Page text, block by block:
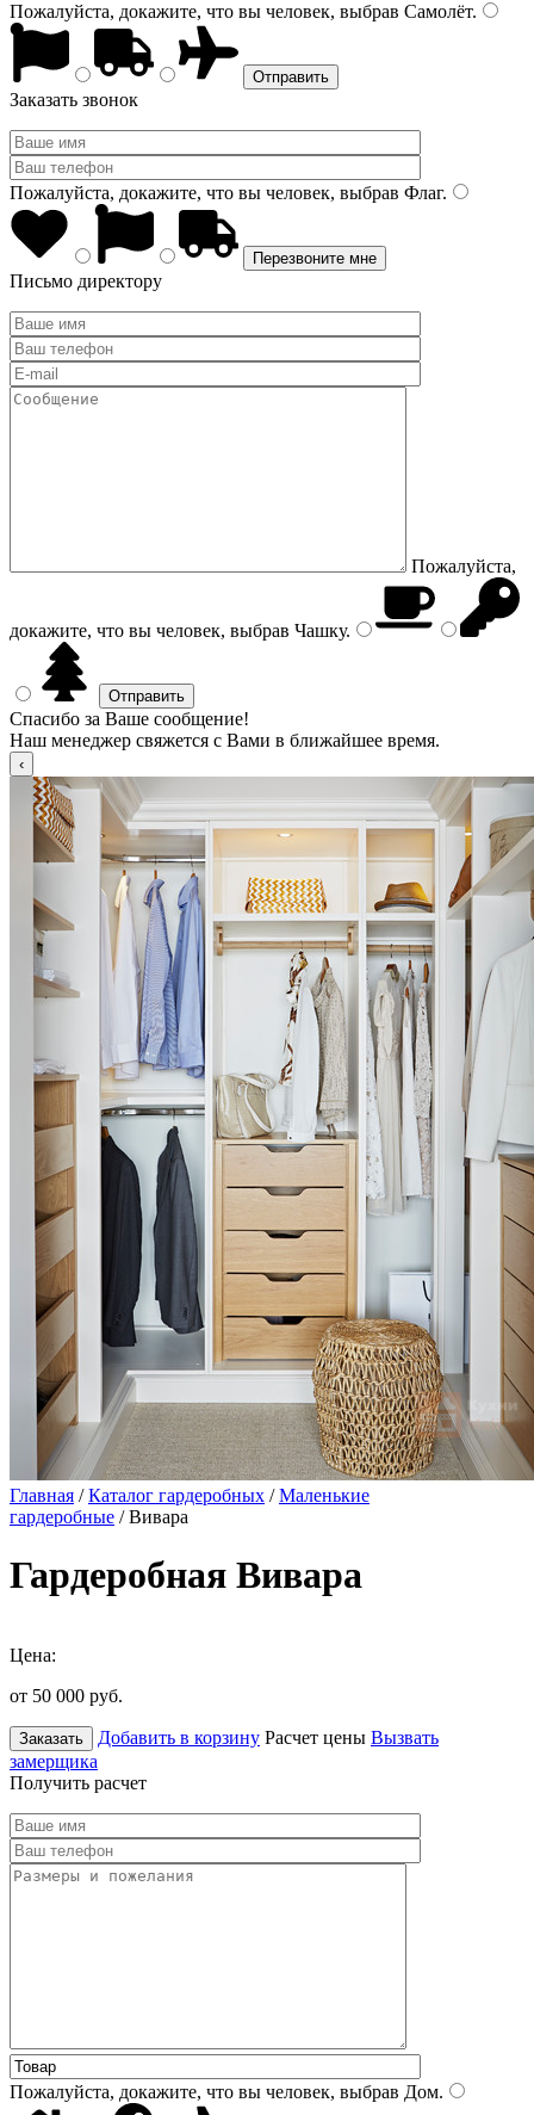
Пожалуйста, докажите, что вы человек, выбрав Самолёт.
Заказать звонок
Пожалуйста, докажите, что вы человек, выбрав Флаг.
Письмо директору
Пожалуйста,
докажите, что вы человек, выбрав Чашку.
Спасибо за Ваше сообщение!
Наш менеджер свяжется с Вами в ближайшее время.
Главная /Каталог гардеробных /Маленькие
гардеробные / Вивара
Гардеробная Вивара
Цена:
от 50 000 руб.
Заказать Добавить в корзину Расчет цены Вызвать
замерщика
Получить расчет
Пожалуйста, докажите, что вы человек, выбрав Дом.